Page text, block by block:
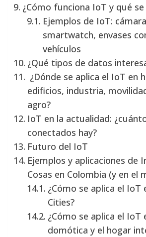
¿Cómo funciona IoT y qué
Ejemplos de IoT:
smartwatch, envases
vehículos
¿Qué tipos de datos
¿Dónde se aplica el IoT en
edificios, industria,
agro?
IoT en la actualidad:
conectados hay?
Futuro del IoT
Ejemplos y aplicaciones de
Cosas en Colombia (y en el
¿Cómo se aplica el IoT
Cities?
¿Cómo se aplica el IoT
domótica y el hogar